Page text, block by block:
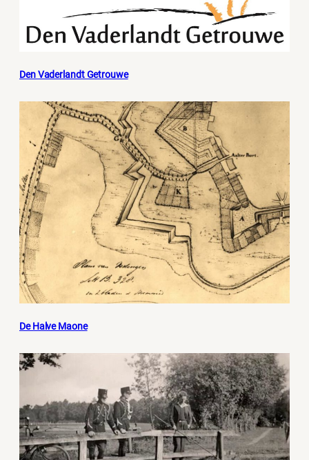
Den Vaderlandt Getrouwe
De Halve Maone